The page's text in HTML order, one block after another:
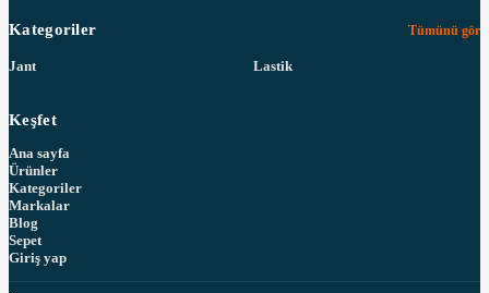
Kategoriler Tümünü gör
Jant Lastik
Keşfet
Ana sayfa
Ürünler
Kategoriler
Markalar
Blog
Sepet
Giriş yap